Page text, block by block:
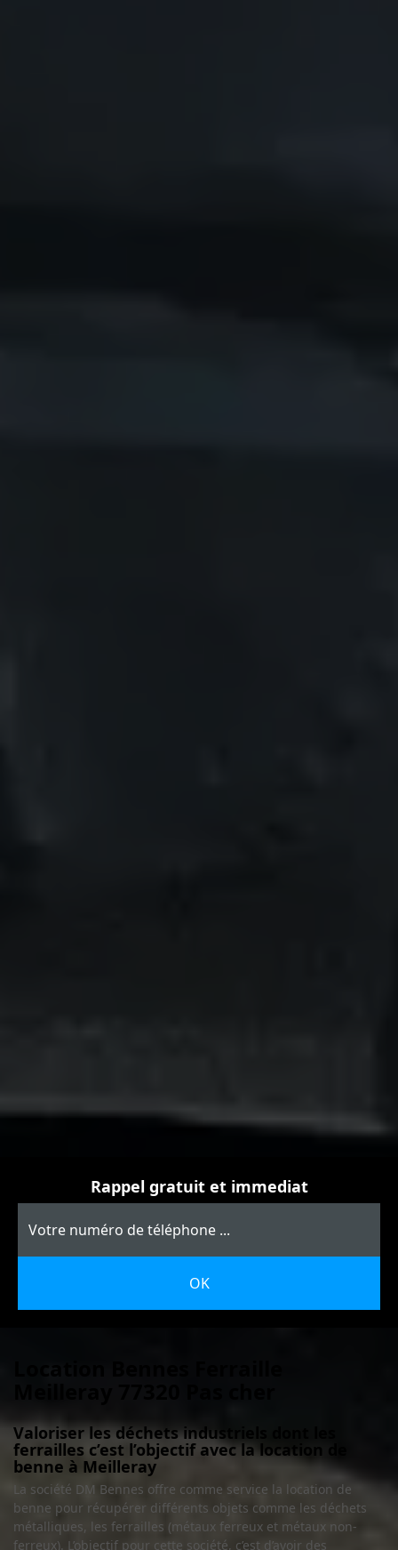
Rappel gratuit et immediat
Valoriser les déchets industriels dont les
ferrailles c’est l’objectif avec la location de
benne à Meilleray
La société DM Bennes offre comme service la location de
benne pour récupérer différents objets comme les déchets
métalliques, les ferrailles (métaux ferreux et métaux non-
ferreux). L’objectif pour cette société, c’est d’avoir des